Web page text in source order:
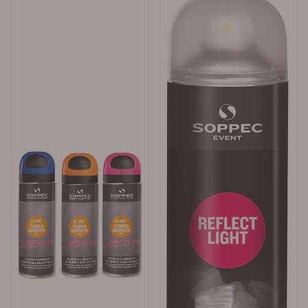
fluoriserende farger inkluderer gul, oransje, rosa og
påføre på tørt underlag for best heft.